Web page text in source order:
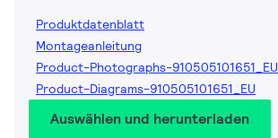
Produktdatenblatt
Montageanleitung
Product-Photographs-910505101651_EU
Product-Diagrams-910505101651_EU
Auswählen und herunterladen